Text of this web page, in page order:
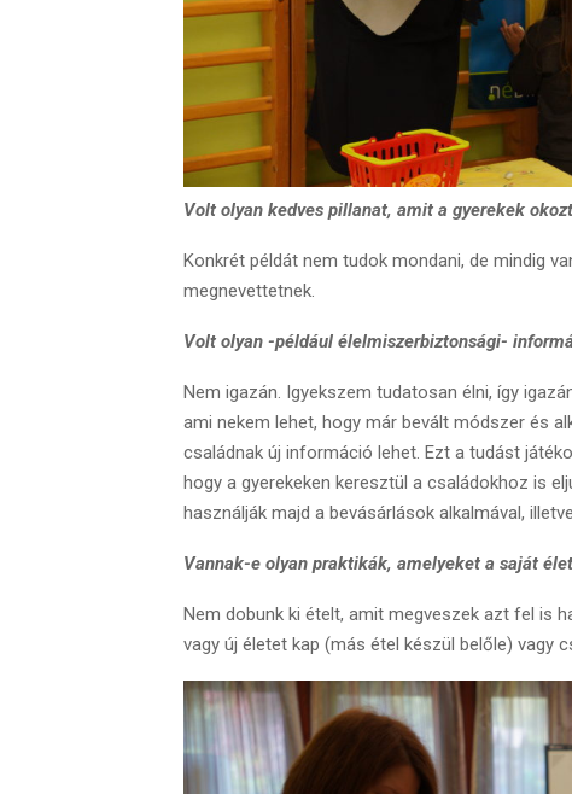
Volt olyan kedves pillanat, amit a gyerekek
Konkrét példát nem tudok mondani, de mindig
megnevettetnek.
Volt olyan -például élelmiszerbiztonsági-
Nem igazán. Igyekszem tudatosan élni, így
ami nekem lehet, hogy már bevált módszer és
családnak új információ lehet. Ezt a tudást
hogy a gyerekeken keresztül a családokhoz is
használják majd a bevásárlások alkalmával,
Vannak-e olyan praktikák, amelyeket a saját
Nem dobunk ki ételt, amit megveszek azt fel is
vagy új életet kap (más étel készül belőle) vagy